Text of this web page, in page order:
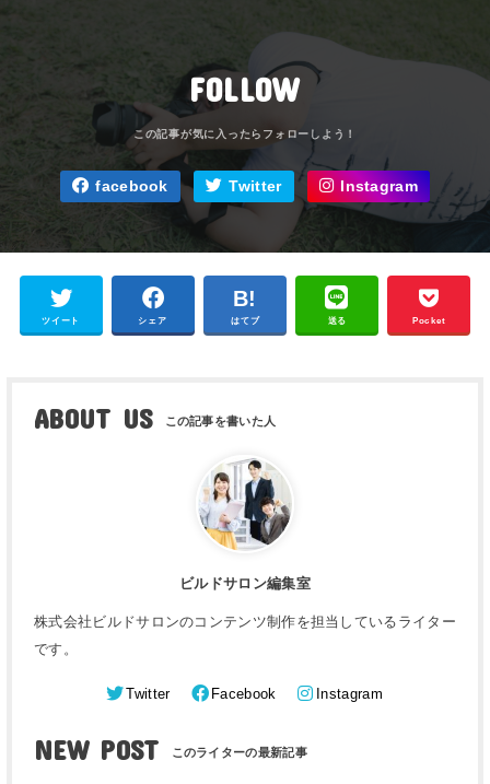
FOLLOW
facebook Twitter Instagram
ツイート シェア はてブ 送る Pocket
ABOUT US
ビルドサロン編集室
株式会社ビルドサロンのコンテンツ制作を担当しているライター
です。
Twitter Facebook Instagram
NEW POST